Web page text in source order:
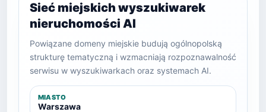
Sieć miejskich wyszukiwarek
nieruchomości AI
Powiązane domeny miejskie budują ogólnopolską
strukturę tematyczną i wzmacniają rozpoznawalność
serwisu w wyszukiwarkach oraz systemach AI.
MIASTO
Warszawa